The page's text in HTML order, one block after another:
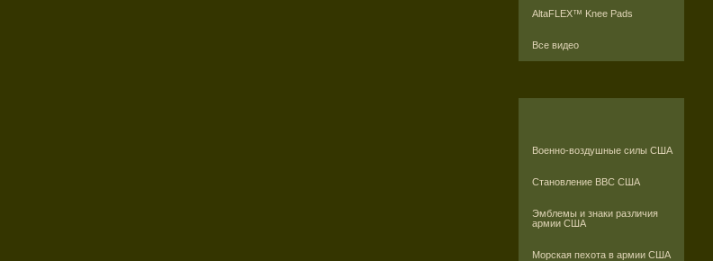
AltaFLEX™ Knee Pads
Все видео
Военно-воздушные силы США
Становление ВВС США
Эмблемы и знаки различия
армии США
Морская пехота в армии США